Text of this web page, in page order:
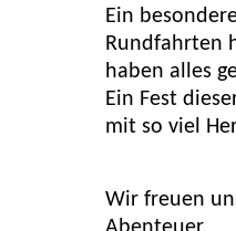
Ein
Rundfahrten
haben alles
Ein Fest
mit so viel
Wir freuen